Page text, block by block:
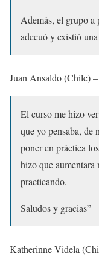
Además, el grupo a
adecuó y existió
Juan Ansaldo (Chile)
El curso me hizo
que yo pensaba, de
poner en práctica
hizo que aumentara
practicando.
Saludos y gracias”
Katherinne Videla